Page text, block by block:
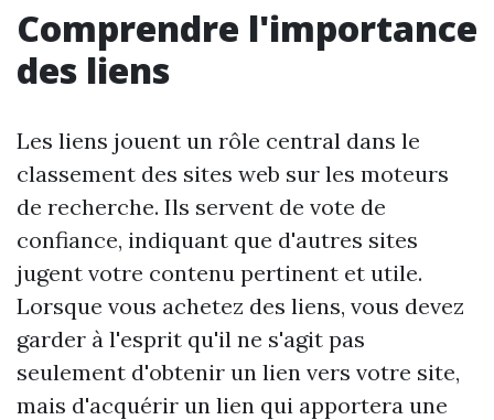
Comprendre l'importance
des liens
Les liens jouent un rôle central dans le
classement des sites web sur les moteurs
de recherche. Ils servent de vote de
confiance, indiquant que d'autres sites
jugent votre contenu pertinent et utile.
Lorsque vous achetez des liens, vous devez
garder à l'esprit qu'il ne s'agit pas
seulement d'obtenir un lien vers votre site,
mais d'acquérir un lien qui apportera une